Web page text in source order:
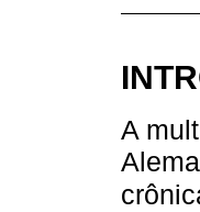
A